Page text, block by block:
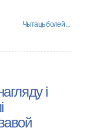
Чытаць болей ...
і